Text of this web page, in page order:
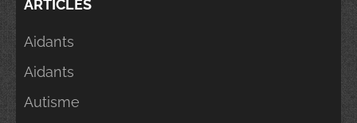
ARTICLES
Aidants
Aidants
Autisme